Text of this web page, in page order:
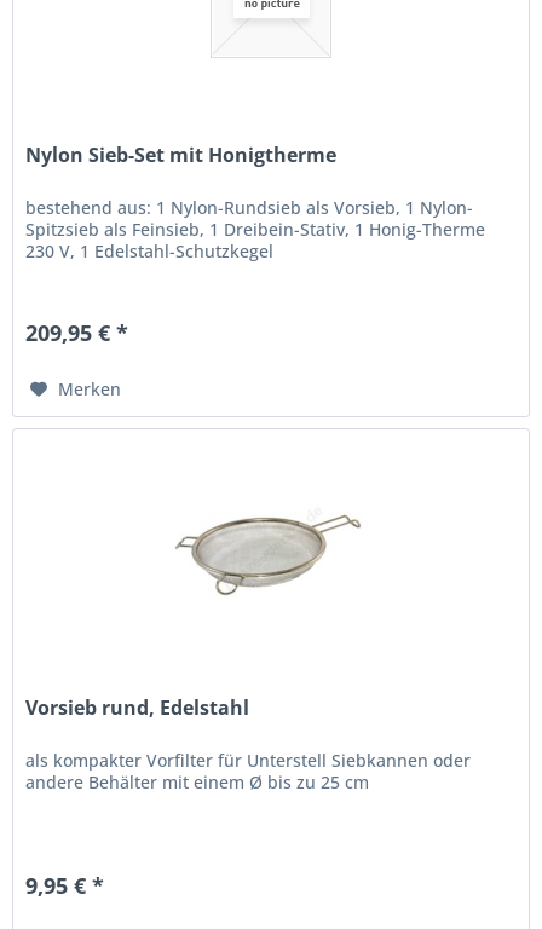
Nylon Sieb-Set mit Honigtherme
bestehend aus: 1 Nylon-Rundsieb als Vorsieb, 1 Nylon-
Spitzsieb als Feinsieb, 1 Dreibein-Stativ, 1 Honig-Therme
230 V, 1 Edelstahl-Schutzkegel
209,95 € *
Merken
Vorsieb rund, Edelstahl
als kompakter Vorfilter für Unterstell Siebkannen oder
andere Behälter mit einem Ø bis zu 25 cm
9,95 € *